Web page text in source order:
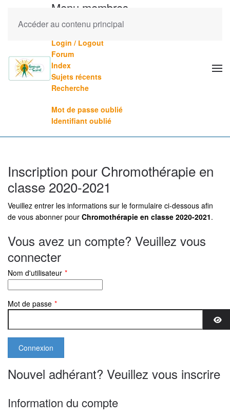
Accéder au contenu principal
Menu membres
Mes formations (veuillez vous connecter)
Login / Logout
Forum
Index
Sujets récents
Recherche
Mot de passe oublié
Identifiant oublié
Inscription pour Chromothérapie en
classe 2020-2021
Veuillez entrer les informations sur le formulaire ci-dessous afin
de vous abonner pour Chromothérapie en classe 2020-2021.
Vous avez un compte? Veuillez vous
connecter
Nom d'utilisateur *
Mot de passe *
Nouvel adhérant? Veuillez vous inscrire
Information du compte